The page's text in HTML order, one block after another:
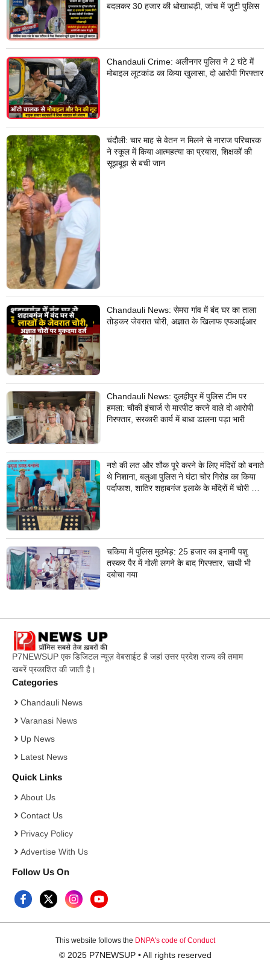
बदलकर 30 हजार की धोखाधड़ी, जांच में जुटी पुलिस
Chandauli Crime: अलीनगर पुलिस ने 2 घंटे में
मोबाइल लूटकांड का किया खुलासा, दो आरोपी गिरफ्तार
चंदौली: चार माह से वेतन न मिलने से नाराज परिचारक
ने स्कूल में किया आत्महत्या का प्रयास, शिक्षकों की
सूझबूझ से बची जान
Chandauli News: सेमरा गांव में बंद घर का ताला
तोड़कर जेवरात चोरी, अज्ञात के खिलाफ एफआईआर
Chandauli News: दुलहीपुर में पुलिस टीम पर
हमला: चौकी इंचार्ज से मारपीट करने वाले दो आरोपी
गिरफ्तार, सरकारी कार्य में बाधा डालना पड़ा भारी
नशे की लत और शौक पूरे करने के लिए मंदिरों को बनाते
थे निशाना, बलुआ पुलिस ने घंटा चोर गिरोह का किया
पर्दाफाश, शातिर शहाबगंज इलाके के मंदिरों में चोरी की
चकिया में पुलिस मुठभेड़: 25 हजार का इनामी पशु
तस्कर पैर में गोली लगने के बाद गिरफ्तार, साथी भी
दबोचा गया
P7NEWSUP एक डिजिटल न्यूज़ वेबसाईट है जहां उत्तर प्रदेश राज्य की तमाम
खबरें प्रकाशित की जाती है।
Categories
Chandauli News
Varanasi News
Up News
Latest News
Quick Links
About Us
Contact Us
Privacy Policy
Advertise With Us
Follow Us On
This website follows the DNPA's code of Conduct
© 2025 P7NEWSUP • All rights reserved